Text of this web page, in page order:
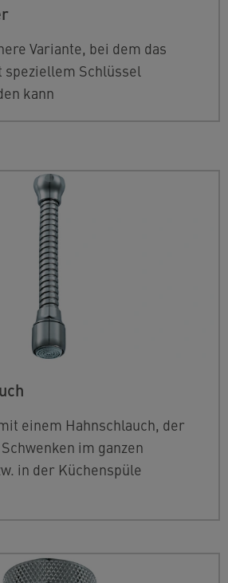
Variante, bei dem das
speziellem Schlüssel
kann
einem Hahnschlauch, der
im ganzen
in der Küchenspüle